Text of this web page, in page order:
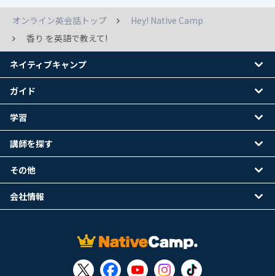
オンライン英会話トップ
Hey! Native Camp
香り を英語で教えて!
ネイティブキャンプ
ガイド
学習
講師を探す
その他
会社情報